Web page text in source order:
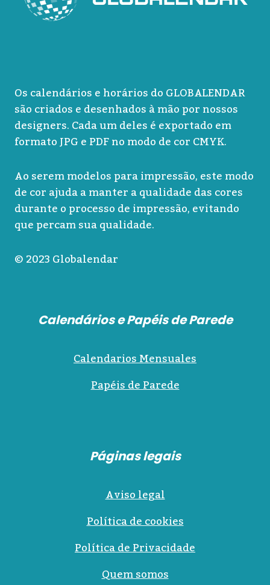
Os calendários e horários do GLOBALENDAR
são criados e desenhados à mão por nossos
designers. Cada um deles é exportado em
formato JPG e PDF no modo de cor CMYK.
Ao serem modelos para impressão, este modo
de cor ajuda a manter a qualidade das cores
durante o processo de impressão, evitando
que percam sua qualidade.
© 2023 Globalendar
Calendários e Papéis de Parede
Calendarios Mensuales
Papéis de Parede
Páginas legais
Aviso legal
Política de cookies
Política de Privacidade
Quem somos